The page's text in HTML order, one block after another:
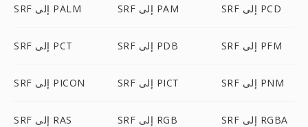
SRF إلى PALM SRF إلى PAM SRF إلى PCD
SRF إلى PCT SRF إلى PDB SRF إلى PFM
SRF إلى PICON SRF إلى PICT SRF إلى PNM
SRF إلى RAS SRF إلى RGB SRF إلى RGBA